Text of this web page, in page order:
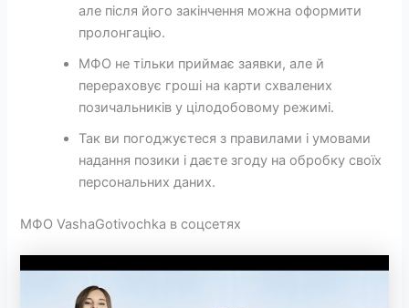
але після його закінчення можна оформити
пролонгацію.
МФО не тільки приймає заявки, але й
перераховує гроші на карти схвалених
позичальників у цілодобовому режимі.
Так ви погоджуєтеся з правилами і умовами
надання позики і даєте згоду на обробку своїх
персональних даних.
МФО VashaGotivochka в соцсетях